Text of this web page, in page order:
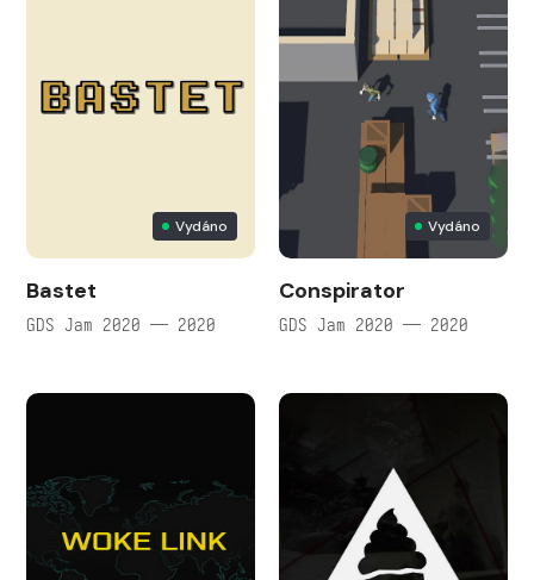
Vydáno
Bastet
GDS Jam 2020 — 2020
Vydáno
Conspirator
GDS Jam 2020 — 2020